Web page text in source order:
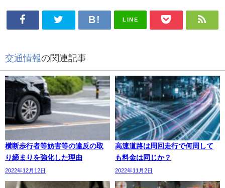
LINE
交通情報の関連記事
横断歩行者等妨害等の違反の取
り締まりを強化した理由
2022年12月12日
高速道路は周回走行で何周して
も料金は同じか？
2022年11月2日